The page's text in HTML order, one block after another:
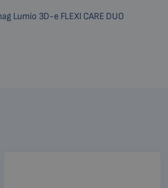
Lumio 3D-e FLEXI CARE DUO